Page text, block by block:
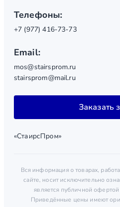
Телефоны:
+7 (977) 416-73-73
Email:
mos@stairsprom.ru
stairsprom@mail.ru
Заказать
«СтаирсПром»
Вся информация о товарах,
сайте, носит исключительно
является публичной
Приведённые цены имеют